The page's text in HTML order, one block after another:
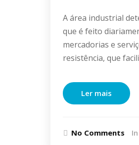
A área industrial
que é feito
mercadorias e
resistência, que
Ler mais
No Comments In